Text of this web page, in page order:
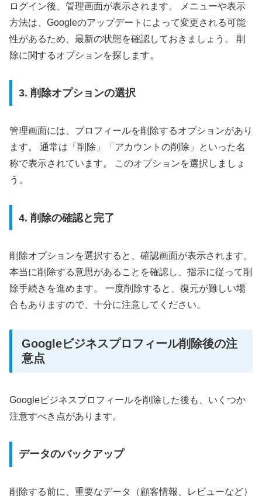
ログイン後、管理画面が表示されます。 メニューや表示
方法は、Googleのアップデートによって変更される可能
性があるため、最新の状態を確認しておきましょう。 削
除に関するオプションを探します。
3. 削除オプションの選択
管理画面には、プロフィールを削除するオプションがあり
ます。 通常は「削除」「アカウントの削除」といった名
称で表示されています。 このオプションを選択しましょ
う。
4. 削除の確認と完了
削除オプションを選択すると、確認画面が表示されます。
本当に削除する意思があることを確認し、指示に従って削
除手続きを進めます。 一度削除すると、復元が難しい場
合もありますので、十分に注意してください。
Googleビジネスプロフィール削除後の注
意点
Googleビジネスプロフィールを削除した後も、いくつか
注意すべき点があります。
データのバックアップ
削除する前に、重要なデータ（顧客情報、レビューなど）